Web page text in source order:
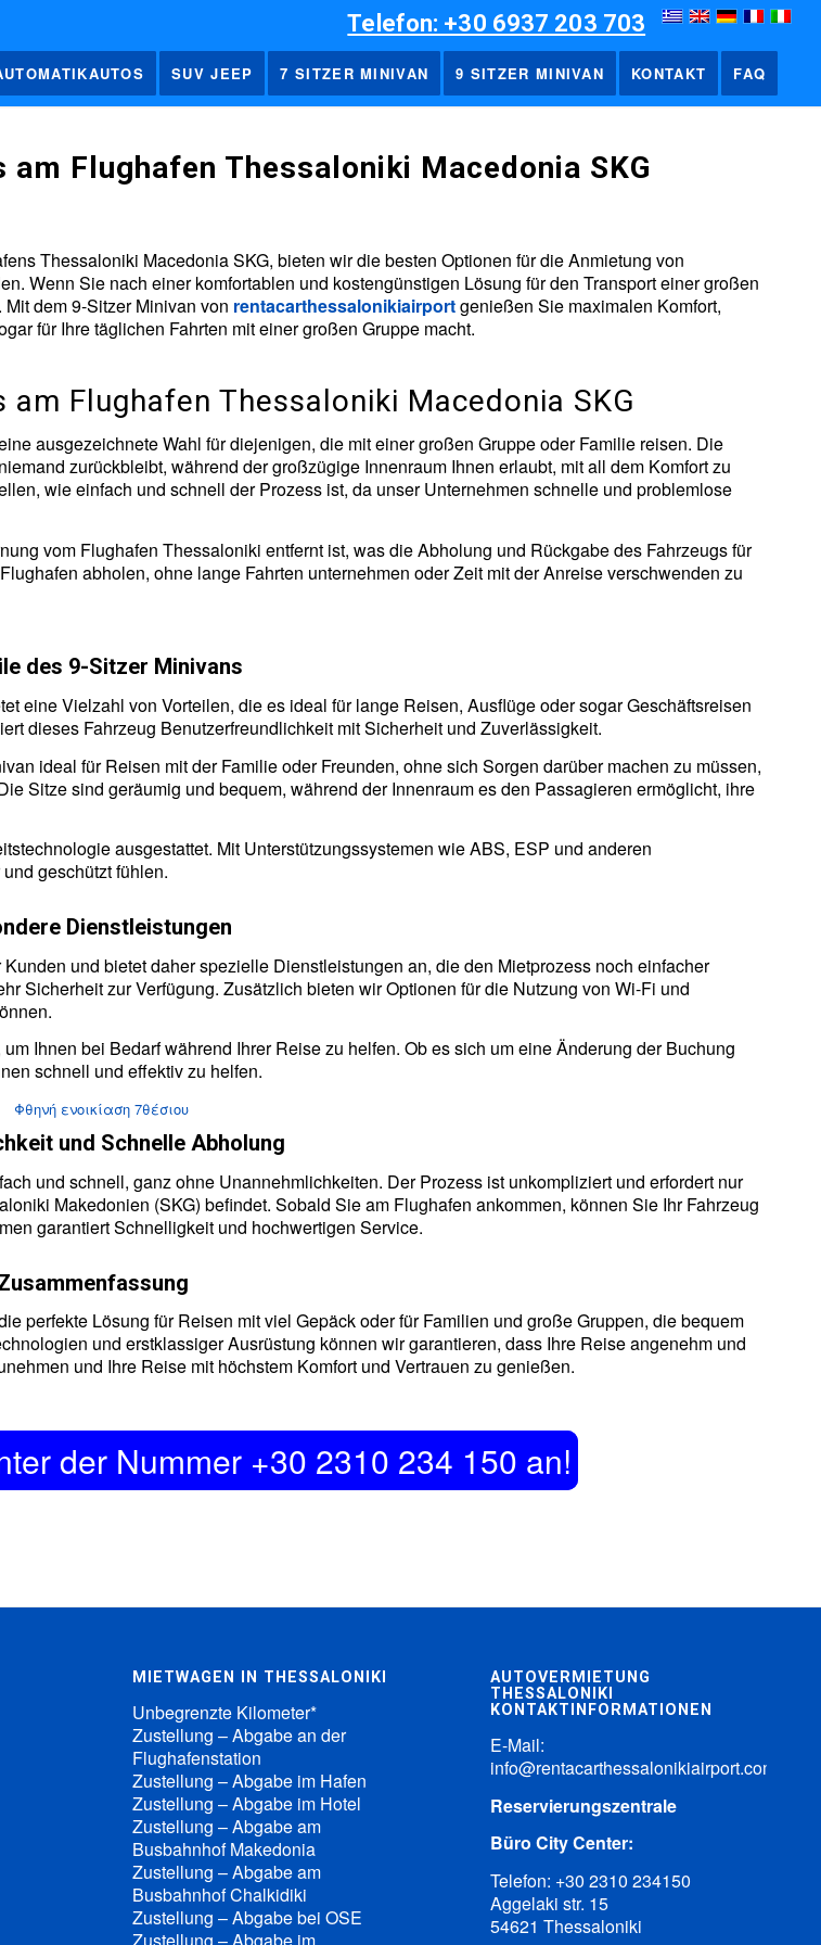
Telefon: +30 6937 203 703
SUV JEEP 7 SITZER MINIVAN 9 SITZER MINIVAN KONTAKT FAQ
Flughafen Thessaloniki Macedonia SKG
Thessaloniki Macedonia SKG, bieten wir die besten Optionen für die Anmietung von
Wenn Sie nach einer komfortablen und kostengünstigen Lösung für den Transport einer großen
dem 9-Sitzer Minivan von rentacarthessalonikiairportgenießen Sie maximalen Komfort,
für Ihre täglichen Fahrten mit einer großen Gruppe macht.
Flughafen Thessaloniki Macedonia SKG
ausgezeichnete Wahl für diejenigen, die mit einer großen Gruppe oder Familie reisen. Die
zurückbleibt, während der großzügige Innenraum Ihnen erlaubt, mit all dem Komfort zu
wie einfach und schnell der Prozess ist, da unser Unternehmen schnelle und problemlose
vom Flughafen Thessaloniki entfernt ist, was die Abholung und Rückgabe des Fahrzeugs für
abholen, ohne lange Fahrten unternehmen oder Zeit mit der Anreise verschwenden zu
des 9-Sitzer Minivans
eine Vielzahl von Vorteilen, die es ideal für lange Reisen, Ausflüge oder sogar Geschäftsreisen
dieses Fahrzeug Benutzerfreundlichkeit mit Sicherheit und Zuverlässigkeit.
ideal für Reisen mit der Familie oder Freunden, ohne sich Sorgen darüber machen zu müssen,
Sitze sind geräumig und bequem, während der Innenraum es den Passagieren ermöglicht, ihre
ausgestattet. Mit Unterstützungssystemen wie ABS, ESP und anderen
geschützt fühlen.
Dienstleistungen
und bietet daher spezielle Dienstleistungen an, die den Mietprozess noch einfacher
Sicherheit zur Verfügung. Zusätzlich bieten wir Optionen für die Nutzung von Wi-Fi und
Ihnen bei Bedarf während Ihrer Reise zu helfen. Ob es sich um eine Änderung der Buchung
schnell und effektiv zu helfen.
und Schnelle Abholung
und schnell, ganz ohne Unannehmlichkeiten. Der Prozess ist unkompliziert und erfordert nur
Makedonien (SKG) befindet. Sobald Sie am Flughafen ankommen, können Sie Ihr Fahrzeug
garantiert Schnelligkeit und hochwertigen Service.
perfekte Lösung für Reisen mit viel Gepäck oder für Familien und große Gruppen, die bequem
und erstklassiger Ausrüstung können wir garantieren, dass Ihre Reise angenehm und
und Ihre Reise mit höchstem Komfort und Vertrauen zu genießen.
der Nummer +30 2310 234 150 an!
MIETWAGEN IN THESSALONIKI
Unbegrenzte Kilometer*
Zustellung – Abgabe an der
Flughafenstation
Zustellung – Abgabe im Hafen
Zustellung – Abgabe im Hotel
Zustellung – Abgabe am
Busbahnhof Makedonia
Zustellung – Abgabe am
Busbahnhof Chalkidiki
Zustellung – Abgabe bei OSE
AUTOVERMIETUNG
THESSALONIKI
KONTAKTINFORMATIONEN
E-Mail:
info@rentacarthessalonikiairport.com
Reservierungszentrale
Büro City Center:
Telefon: +30 2310 234150
Aggelaki str. 15
54621 Thessaloniki